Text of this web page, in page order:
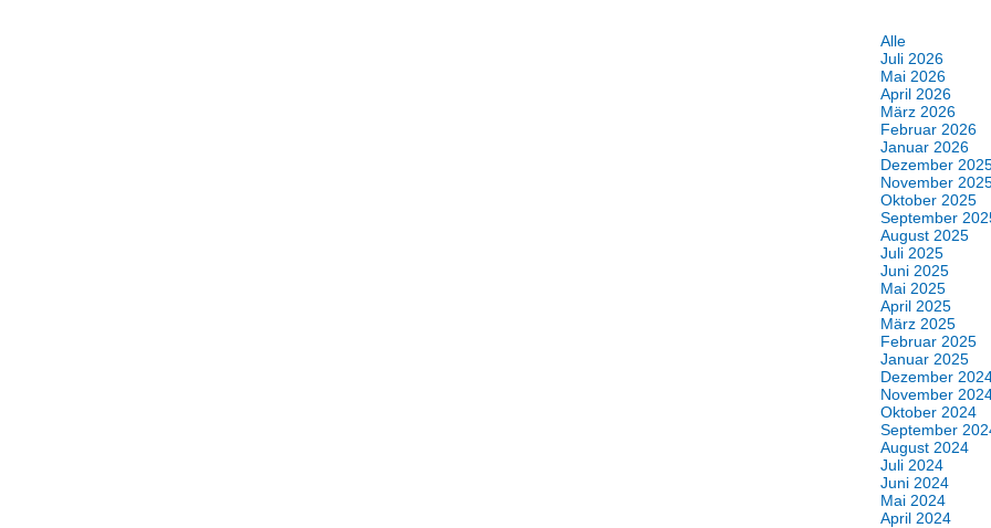
Alle
Juli 2026
Mai 2026
April 2026
März 2026
Februar 2026
Januar 2026
Dezember
November
Oktober 2025
September
August 2025
Juli 2025
Juni 2025
Mai 2025
April 2025
März 2025
Februar 2025
Januar 2025
Dezember
November
Oktober 2024
September
August 2024
Juli 2024
Juni 2024
Mai 2024
April 2024